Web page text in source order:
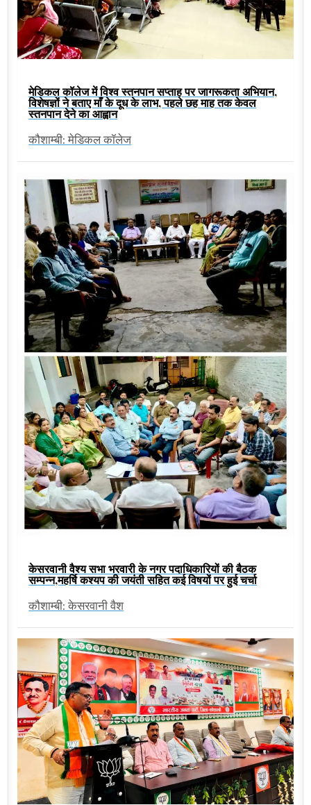
मेडिकल कॉलेज में विश्व स्तनपान सप्ताह पर जागरूकता अभियान,
विशेषज्ञों ने बताए माँ के दूध के लाभ, पहले छह माह तक केवल
स्तनपान देने का आह्वान
कौशाम्बी: मेडिकल कॉलेज
केसरवानी वैश्य सभा भरवारी के नगर पदाधिकारियों की बैठक
सम्पन्न,महर्षि कश्यप की जयंती सहित कई विषयों पर हुई चर्चा
कौशाम्बी: केसरवानी वैश